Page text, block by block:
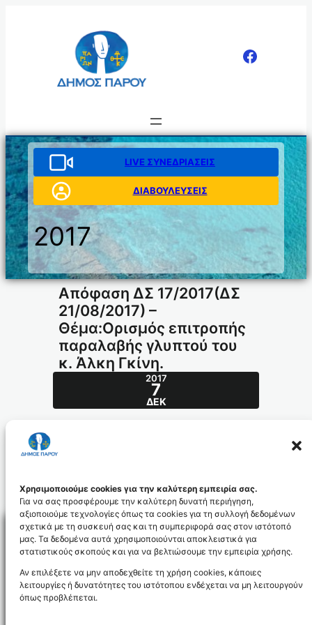
Χρησιμοποιούμε cookies για την καλύτερη εμπειρία σας.
Για να σας προσφέρουμε την καλύτερη δυνατή περιήγηση,
αξιοποιούμε τεχνολογίες όπως τα cookies για τη συλλογή δεδομένων
σχετικά με τη συσκευή σας και τη συμπεριφορά σας στον ιστότοπό
μας. Τα δεδομένα αυτά χρησιμοποιούνται αποκλειστικά για
στατιστικούς σκοπούς και για να βελτιώσουμε την εμπειρία χρήσης.
Αν επιλέξετε να μην αποδεχθείτε τη χρήση cookies, κάποιες
λειτουργίες ή δυνατότητες του ιστότοπου ενδέχεται να μη λειτουργούν
όπως προβλέπεται.
LIVE ΣΥΝΕΔΡΙΑΣΕΙΣ
ΔΙΑΒΟΥΛΕΥΣΕΙΣ
2017
Απόφαση ΔΣ 17/2017(ΔΣ
21/08/2017) –
Θέμα:Ορισμός επιτροπής
παραλαβής γλυπτού του
κ. Άλκη Γκίνη.
2017
7
ΔΕΚ
278-2017_id5158